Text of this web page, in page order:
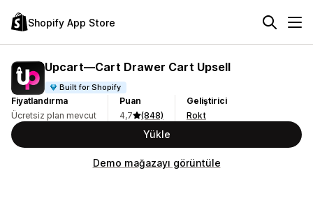
Shopify App Store
Upcart—Cart Drawer Cart Upsell
Built for Shopify
Fiyatlandırma
Ücretsiz plan mevcut
Puan
4,7
(848)
Geliştirici
Rokt
Yükle
Demo mağazayı görüntüle